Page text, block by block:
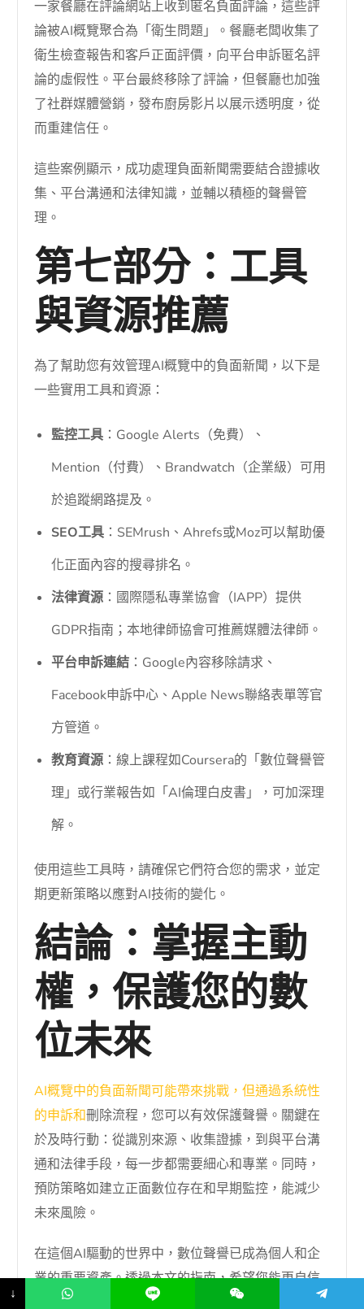
一家餐廳在評論網站上收到匿名負面評論，這些評
論被AI概覽聚合為「衛生問題」。餐廳老闆收集了
衛生檢查報告和客戶正面評價，向平台申訴匿名評
論的虛假性。平台最終移除了評論，但餐廳也加強
了社群媒體營銷，發布廚房影片以展示透明度，從
而重建信任。
這些案例顯示，成功處理負面新聞需要結合證據收
集、平台溝通和法律知識，並輔以積極的聲譽管
理。
第七部分：工具
與資源推薦
為了幫助您有效管理AI概覽中的負面新聞，以下是
一些實用工具和資源：
監控工具 ：Google Alerts（免費）、
Mention（付費）、Brandwatch（企業級）可用
於追蹤網路提及。
SEO工具 ：SEMrush、Ahrefs或Moz可以幫助優
化正面內容的搜尋排名。
法律資源 ：國際隱私專業協會（IAPP）提供
GDPR指南；本地律師協會可推薦媒體法律師。
平台申訴連結 ：Google內容移除請求、
Facebook申訴中心、Apple News聯絡表單等官
方管道。
教育資源 ：線上課程如Coursera的「數位聲譽管
理」或行業報告如「AI倫理白皮書」，可加深理
解。
使用這些工具時，請確保它們符合您的需求，並定
期更新策略以應對AI技術的變化。
結論：掌握主動
權，保護您的數
位未來
AI概覽中的負面新聞可能帶來挑戰，但通過系統性
的申訴和刪除流程，您可以有效保護聲譽。關鍵在
於及時行動：從識別來源、收集證據，到與平台溝
通和法律手段，每一步都需要細心和專業。同時，
預防策略如建立正面數位存在和早期監控，能減少
未來風險。
在這個AI驅動的世界中，數位聲譽已成為個人和企
業的重要資產。透過本文的指南，希望您能更自信
地面對負面新聞，並採取積極措施維護您的形象。
↓